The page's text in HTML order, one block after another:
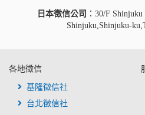
日本徵信公司 ：30/F
Shinjuku,Shinjuku-
各地徵信
基隆徵信社
台北徵信社